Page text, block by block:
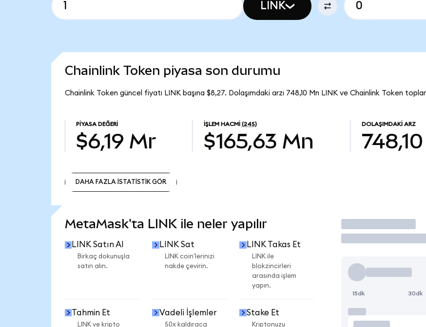
LINK
Chainlink Token piyasa son durumu
Chainlink Token güncel fiyatı LINK başına $8,27. Dolaşımdaki arzı 748,10 Mn LINK ve Chainlink Token
PIYASA DEĞERI
$6,19 Mr
İŞLEM HACMI (24S)
$165,63 Mn
DOLAŞIMDAKI ARZ
DAHA FAZLA İSTATİSTİK GÖR
MetaMask'ta LINK ile neler yapılır
LINK Satın Al
Birkaç dokunuşla
satın alın.
LINK Sat
LINK coin'lerinizi
nakde çevirin.
LINK Takas Et
LINK ile
blokzincirleri
arasında işlem
yapın.
Tahmin Et
LINK ve kripto
Vadeli İşlemler
50x kaldıraca
Stake Et
Kriptonuzu
İşlem Yap
15dk 30dk